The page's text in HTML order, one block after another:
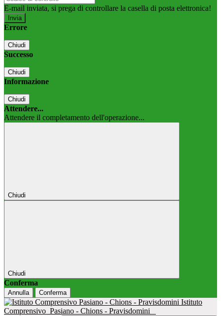
E-mail inviata, si prega di controllare la casella di posta elettronica!
Errore
Chiudi
Successo
Chiudi
Informazione
Chiudi
Attendere...
Attendere il completamento dell'operazione...
Chiudi
Chiudi
Conferma
Annulla Conferma
Istituto
Comprensivo Pasiano - Chions - Pravisdomini